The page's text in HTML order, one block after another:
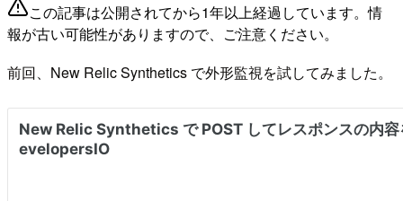
この記事は公開されてから1年以上経過しています。情
報が古い可能性がありますので、ご注意ください。
前回、New Relic Synthetics で外形監視を試してみました。